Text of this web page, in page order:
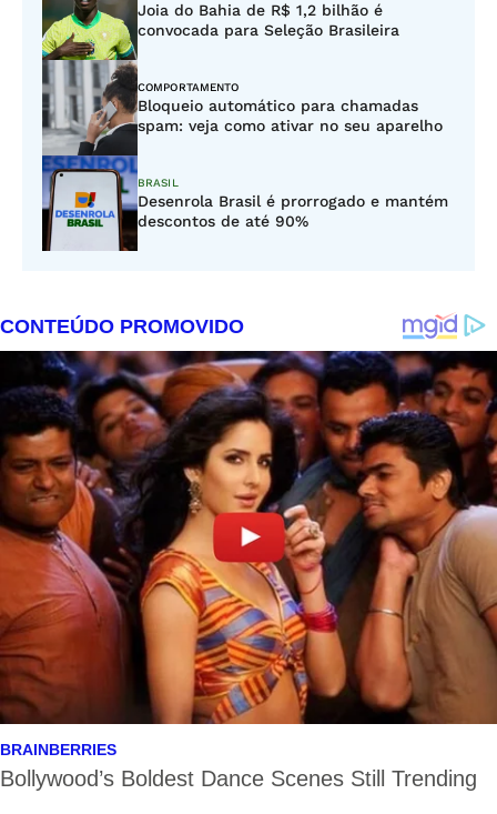
Joia do Bahia de R$ 1,2 bilhão é
convocada para Seleção Brasileira
COMPORTAMENTO
Bloqueio automático para chamadas
spam: veja como ativar no seu aparelho
BRASIL
Desenrola Brasil é prorrogado e mantém
descontos de até 90%